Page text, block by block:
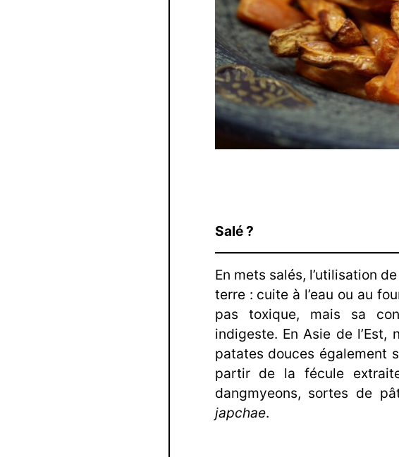
Salé ?
En mets salés, l’utilisation
terre : cuite à l’eau ou au
pas toxique, mais sa
indigeste. En Asie de
patates douces également
partir de la fécule
dangmyeons, sortes de
japchae.